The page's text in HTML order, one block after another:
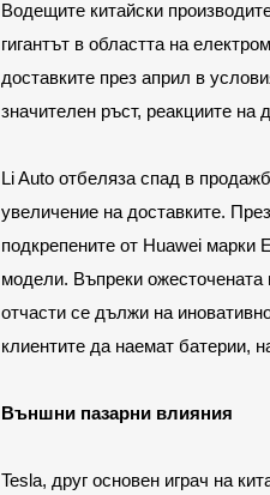
Вoдещите китайски
гигантът в областта на
доставките през април в
значителен ръст, реакциите на
Li Auto отбеляза спад в
увеличение на доставките.
подкрепените от Huawei марки
модели. Въпреки ожесточената
отчасти се дължи на
клиентите да наемат батерии,
Външни пазарни влияния
Tesla, друг основен играч на